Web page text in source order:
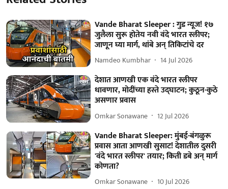
Vande Bharat Sleeper : गुड न्यूज! १७
जुलैला सुरू होतेय नवी वंदे भारत स्लीपर;
जाणून घ्या मार्ग, थांबे अन् तिकिटांचे दर
Namdeo Kumbhar 14 Jul 2026
देशात आणखी एक वंदे भारत स्लीपर
धावणार, मोदींच्या हस्ते उद्घाटन; कुठून-कुठे
असणार प्रवास
Omkar Sonawane 12 Jul 2026
Vande Bharat Sleeper: मुंबई-बंगळुरू
प्रवास आता आणखी सुसाट! देशातील दुसरी
'वंदे भारत स्लीपर' तयार; किती डबे अन् मार्ग
कोणता?
Omkar Sonawane 10 Jul 2026